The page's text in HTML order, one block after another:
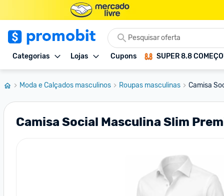
Categorias Lojas Cupons SUPER 8.8
Moda e Calçados masculinos Roupas masculinas Camisa
Camisa Social Masculina Slim